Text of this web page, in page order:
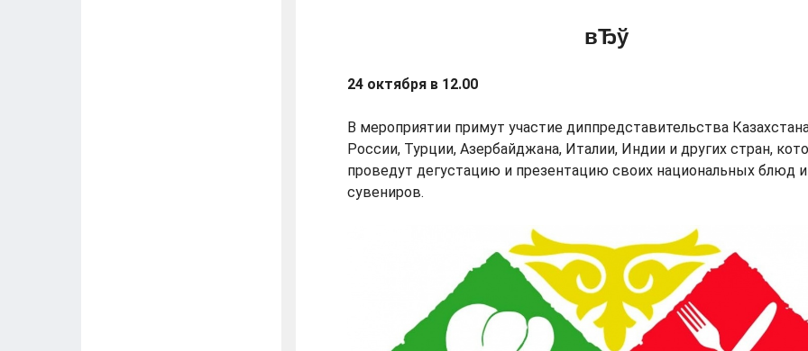
24 октября в 12.00
В мероприятии примут участие диппредставительства
России, Турции, Азербайджана, Италии, Индии и других стран,
проведут дегустацию и презентацию своих национальных блюд и
сувениров.